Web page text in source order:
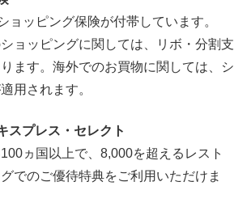
ョッピング保険が付帯しています。
ョッピングに関しては、リボ・分割支
ます。海外でのお買物に関しては、シ
用されます。
スプレス・セレクト
ヵ国以上で、8,000を超えるレスト
でのご優待特典をご利用いただけま